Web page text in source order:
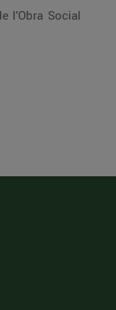
l’Obra Social